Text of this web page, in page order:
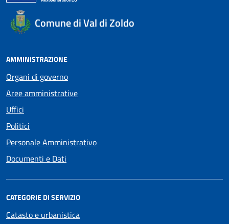
Comune di Val di Zoldo
AMMINISTRAZIONE
Organi di governo
Aree amministrative
Uffici
Politici
Personale Amministrativo
Documenti e Dati
CATEGORIE DI SERVIZIO
Catasto e urbanistica